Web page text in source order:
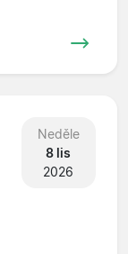
Neděle
8 lis
2026